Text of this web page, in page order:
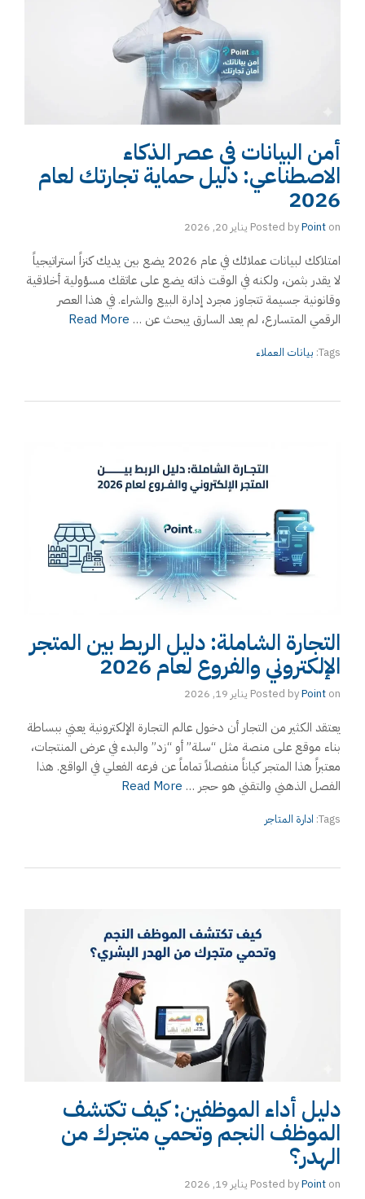
أمن البيانات في عصر الذكاء
الاصطناعي: دليل حماية تجارتك لعام
2026
Posted byPoint on يناير 20, 2026
امتلاكك لبيانات عملائك في عام 2026 يضع بين يديك كنزاً استراتيجياً
لا يقدر بثمن، ولكنه في الوقت ذاته يضع على عاتقك مسؤولية أخلاقية
وقانونية جسيمة تتجاوز مجرد إدارة البيع والشراء. في هذا العصر
الرقمي المتسارع، لم يعد السارق يبحث عن … Read More
Tags: بيانات العملاء
التجارة الشاملة: دليل الربط بين المتجر
الإلكتروني والفروع لعام 2026
Posted byPoint on يناير 19, 2026
يعتقد الكثير من التجار أن دخول عالم التجارة الإلكترونية يعني ببساطة
بناء موقع على منصة مثل “سلة” أو “زد” والبدء في عرض المنتجات،
معتبراً هذا المتجر كياناً منفصلاً تماماً عن فرعه الفعلي في الواقع. هذا
الفصل الذهني والتقني هو حجر … Read More
Tags: ادارة المتاجر
دليل أداء الموظفين: كيف تكتشف
الموظف النجم وتحمي متجرك من
الهدر؟
Posted byPoint on يناير 19, 2026